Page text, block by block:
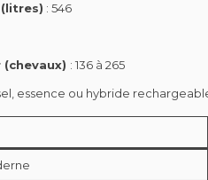
: 546
: 136 à 265
essence ou hybride